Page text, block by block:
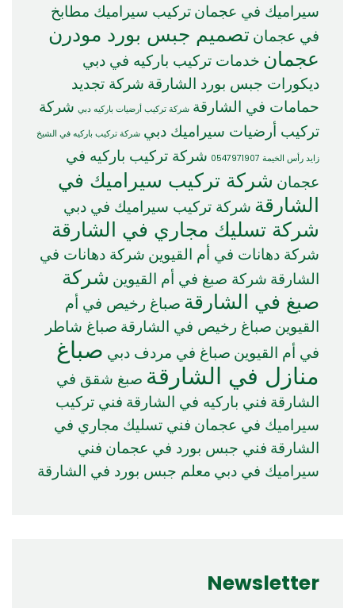
سيراميك في عجمانتركيب سيراميك مطابخ
في عجمان تصميم جبس بورد مودرن
عجمان خدمات تركيب باركيه في دبي
ديكورات جبس بورد الشارقة شركة تجديد
حمامات في الشارقة شركة تركيب أرضيات باركيه دبي شركة
تركيب أرضيات سيراميك دبي شركة تركيب باركيه في الشيخ
زايد رأس الخيمة 0547971907
شركة تركيب باركيه في
عجمان شركة تركيب سيراميك في
الشارقة شركة تركيب سيراميك في دبي
شركة تسليك مجاري في الشارقة
شركة دهانات في أم القيوين شركة دهانات في
الشارقة شركة صبغ في أم القيوين شركة
صبغ في الشارقة صباغ رخيص في أم
القيوين صباغ رخيص في الشارقة صباغ شاطر
في أم القيوين صباغ في مردف دبي صباغ
منازل في الشارقة صبغ شقق في
الشارقة فني باركيه في الشارقة فني تركيب
سيراميك في عجمان فني تسليك مجاري في
الشارقة فني جبس بورد في عجمان فني
سيراميك في دبي معلم جبس بورد في الشارقة
Newsletter